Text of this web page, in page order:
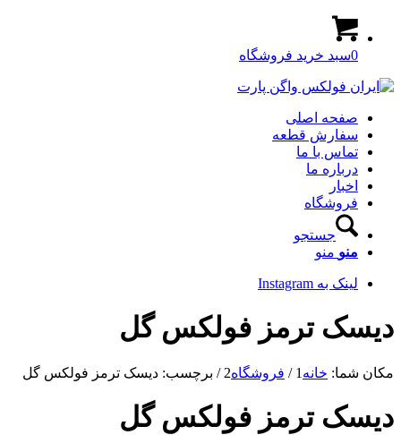
0سبد خرید فروشگاه
صفحه اصلی
سفارش قطعه
تماس با ما
درباره ما
اخبار
فروشگاه
جستجو
منو منو
لینک به Instagram
دیسک ترمز فولکس گل
مکان شما: خانه 1
/ فروشگاه2
/ برچسب: دیسک ترمز فولکس گل
دیسک ترمز فولکس گل